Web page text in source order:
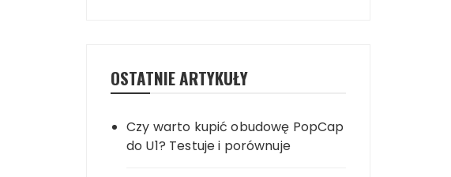
OSTATNIE ARTYKUŁY
Czy warto kupić obudowę PopCap
do U1? Testuje i porównuje